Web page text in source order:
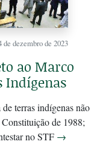
de dezembro de 2023
ao Marco
Indígenas
terras indígenas não
de 1988;
no STF →